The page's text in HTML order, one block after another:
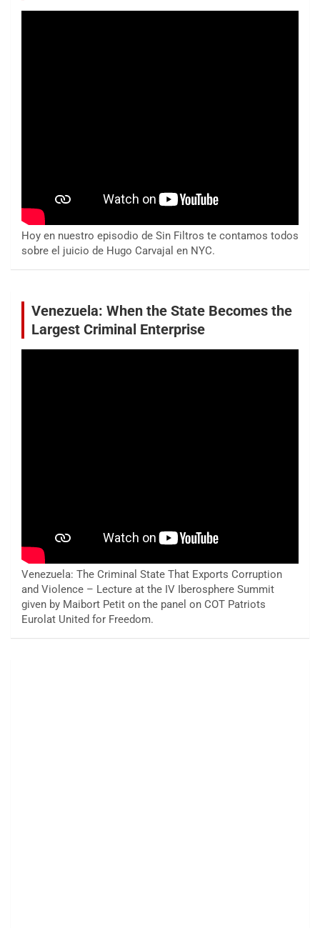
Hoy en nuestro episodio de Sin Filtros te contamos todos
sobre el juicio de Hugo Carvajal en NYC.
Venezuela: When the State Becomes the
Largest Criminal Enterprise
Venezuela: The Criminal State That Exports Corruption
and Violence – Lecture at the IV Iberosphere Summit
given by Maibort Petit on the panel on COT Patriots
Eurolat United for Freedom.